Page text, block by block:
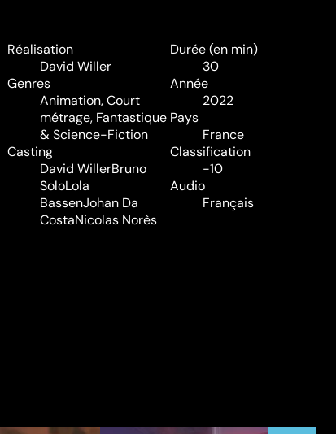
Réalisation
David Willer
Genres
Animation,Court
métrage, Fantastique
& Science-Fiction
Casting
David WillerBruno
SoloLola
BassenJohan Da
CostaNicolas Norès
Durée (en min)
30
Année
2022
Pays
France
Classification
-10
Audio
Français